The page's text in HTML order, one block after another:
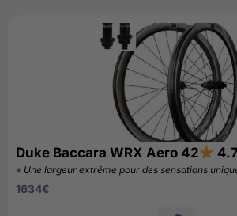
Duke Baccara WRX Aero 42
« Une largeur extrême pour des sensations
1634€